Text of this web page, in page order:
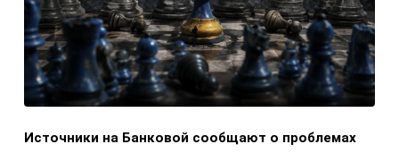
Источники на Банковой сообщают о проблемах